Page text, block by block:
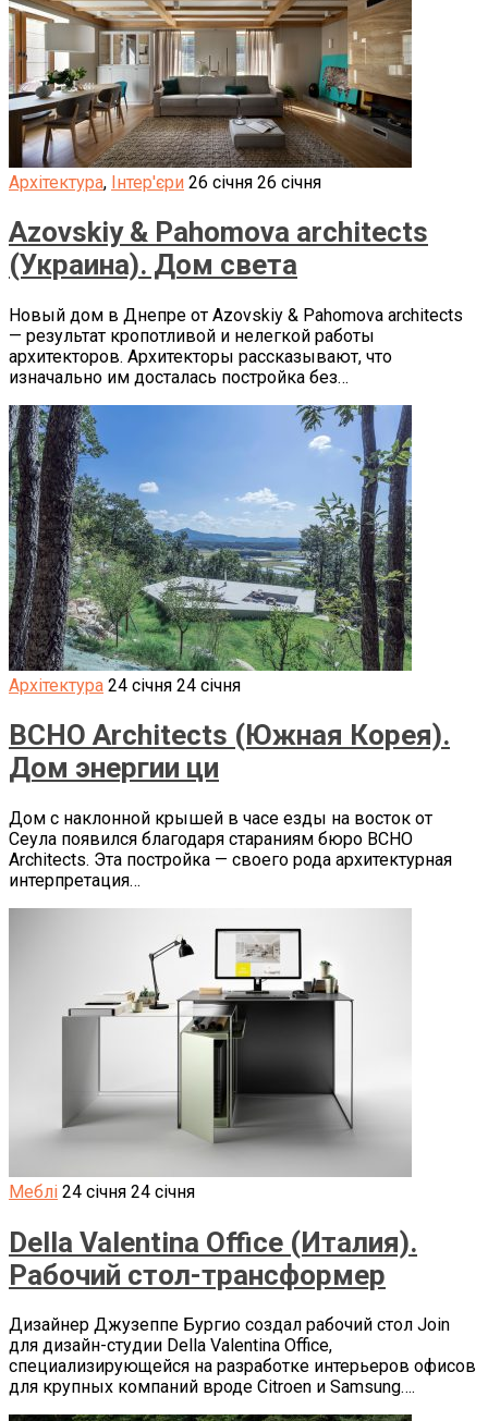
Архітектура, Інтер'єри 26 січня 26 січня
Azovskiy & Pahomova architects
(Украина). Дом света
Новый дом в Днепре от Azovskiy & Pahomova architects
— результат кропотливой и нелегкой работы
архитекторов. Архитекторы рассказывают, что
изначально им досталась постройка без…
Архітектура 24 січня 24 січня
BCHO Architects (Южная Корея).
Дом энергии ци
Дом с наклонной крышей в часе езды на восток от
Сеула появился благодаря стараниям бюро BCHO
Architects. Эта постройка — своего рода архитектурная
интерпретация…
Меблі 24 січня 24 січня
Della Valentina Office (Италия).
Рабочий стол-трансформер
Дизайнер Джузеппе Бургио создал рабочий стол Join
для дизайн-студии Della Valentina Office,
специализирующейся на разработке интерьеров офисов
для крупных компаний вроде Citroen и Samsung….